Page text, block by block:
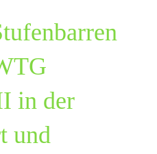
in der
und